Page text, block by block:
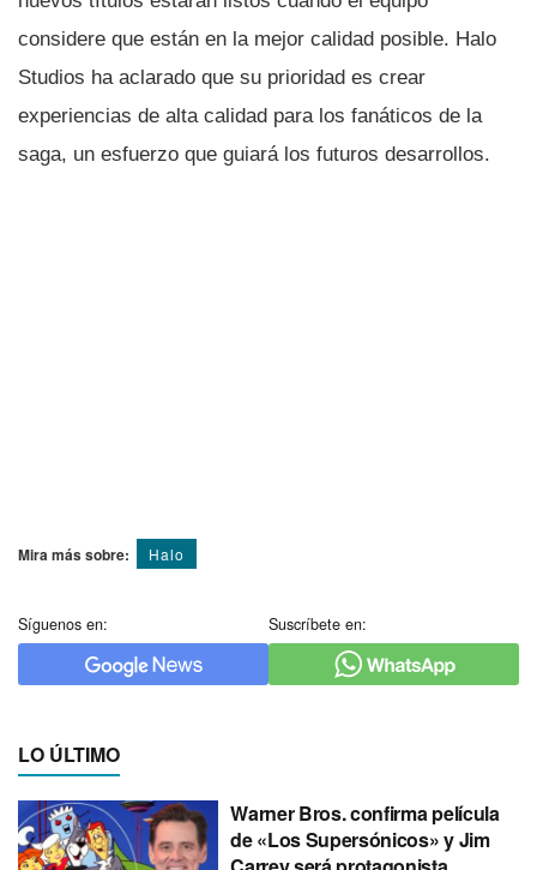
considere que están en la mejor calidad posible. Halo
Studios ha aclarado que su prioridad es crear
experiencias de alta calidad para los fanáticos de la
saga, un esfuerzo que guiará los futuros desarrollos.
Mira más sobre: Halo
Síguenos en: Suscríbete en:
LO ÚLTIMO
Warner Bros. confirma película
de «Los Supersónicos» y Jim